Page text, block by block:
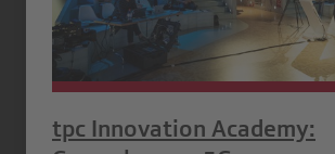
tpc Innovation Academy: